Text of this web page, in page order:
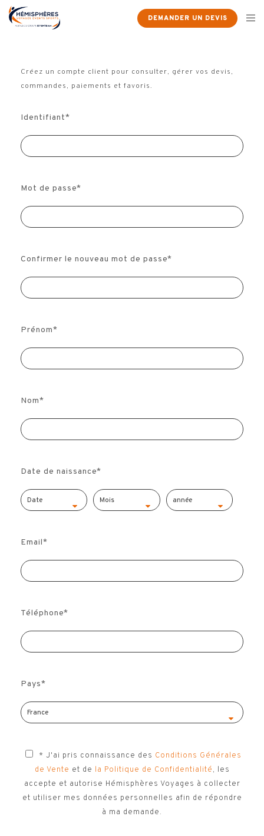
DEMANDER UN DEVIS
Créez un compte client pour consulter, gérer vos devis,
commandes, paiements et favoris.
Identifiant*
Mot de passe*
Confirmer le nouveau mot de passe*
Prénom*
Nom*
Date de naissance*
Email*
Téléphone*
Pays*
* J'ai pris connaissance des Conditions Générales
de Vente et de la Politique de Confidentialité, les
accepte et autorise Hémisphères Voyages à collecter
et utiliser mes données personnelles afin de répondre
à ma demande.